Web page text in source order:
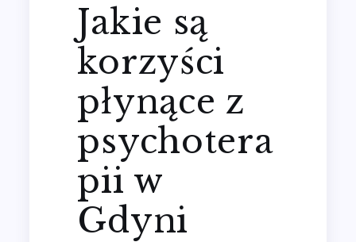
Jakie są
korzyści
płynące z
psychotera
pii w
Gdyni